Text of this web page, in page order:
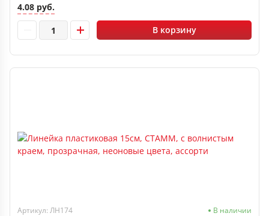
4.08 руб.
В корзину
Артикул: ЛН174 В наличии